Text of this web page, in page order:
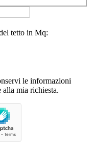
tetto in Mq:
le informazioni
alla mia richiesta.